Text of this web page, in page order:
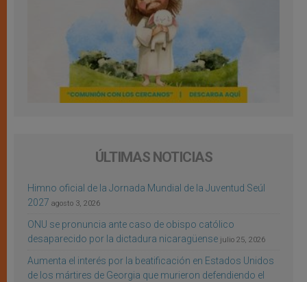
ÚLTIMAS NOTICIAS
Himno oficial de la Jornada Mundial de la Juventud Seúl
2027 agosto 3, 2026
ONU se pronuncia ante caso de obispo católico
desaparecido por la dictadura nicaragüense julio 25, 2026
Aumenta el interés por la beatificación en Estados Unidos
de los mártires de Georgia que murieron defendiendo el